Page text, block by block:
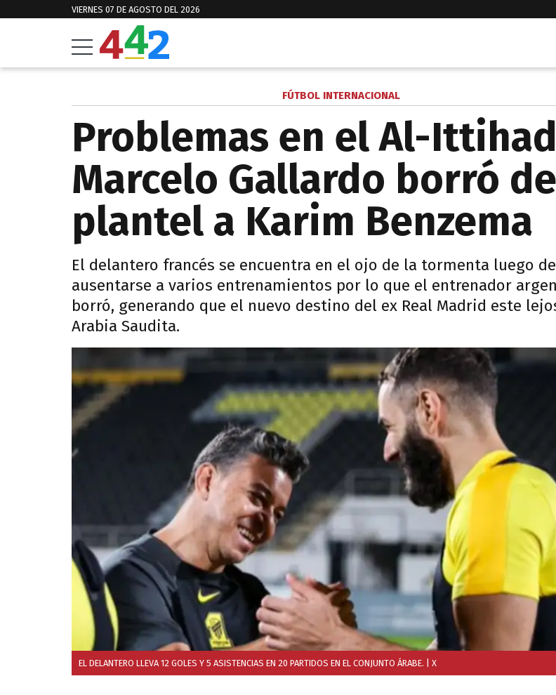
VIERNES 07 DE AGOSTO DEL 2026
FÚTBOL INTERNACIONAL
Problemas en el Al-
Marcelo Gallardo borró
plantel a Karim Benzema
El delantero francés se encuentra en el ojo de la tormenta luego de
ausentarse a varios entrenamientos por lo que el entrenador
borró, generando que el nuevo destino del ex Real Madrid este
Arabia Saudita.
EL DELANTERO LLEVA 12 GOLES Y 5 ASISTENCIAS EN 20 PARTIDOS EN EL CONJUNTO ÁRABE. | X